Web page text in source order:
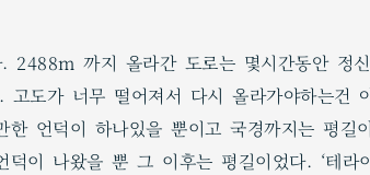
2488m 까지 올라간 도로는 몇시간동안 정
도가 너무 떨어져서 다시 올라가야하는건
언덕이 하나있을 뿐이고 국경까지는 평길
이 나왔을 뿐 그 이후는 평길이었다. ‘테라